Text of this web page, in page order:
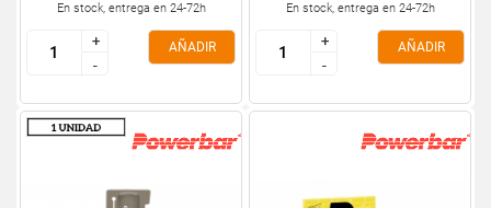
En stock, entrega en 24-72h
+
-
+
-
AÑADIR
En stock, entrega en 24-72h
+
-
+
-
AÑADIR